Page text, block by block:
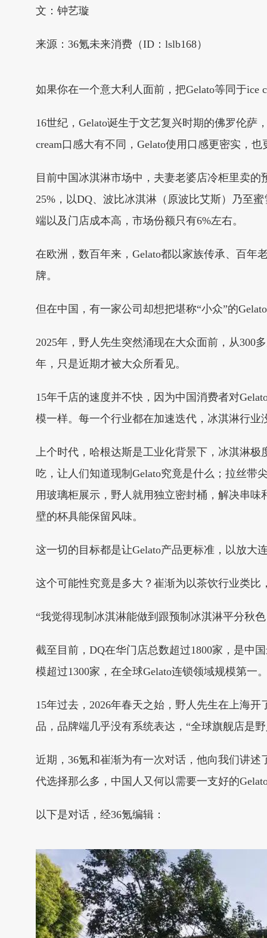
文：钟艺璇
来源：36氪未来消费（ID：lslb168）
如果你在一个意大利人面前，把Gelato等同于ice
16世纪，Gelato诞生于文艺复兴时期的佛罗伦萨
cream口感大有不同，Gelato使用口感更密实，
目前中国冰淇淋市场中，夫妻老婆店冷柜里卖
25%，以DQ、波比冰淇淋（原波比艾斯）乃至
端以及门店成本高，市场份额只有6%左右。
在欧洲，数百年来，Gelato都以家族传承、百
牌。
但在中国，有一家公司却想把堪称“小众”的
2025年，野人先生突然涌现在大众面前，从300
年，只是近期才被大众所看见。
15年千店的速度并不快，因为中国消费者对
模一样。每一个行业都在加速迭代，冰淇淋行业
上个时代，哈根达斯是工业化背景下，冰淇淋
吃，让人们知道现制Gelato究竟是什么；拉丝带
用玻璃柜展示，野人就用独立密封桶，解决串
壁的杯具能保留风味。
这一切的目标都是让Gelato产品更标准，以放大
这个可能性究竟是多大？崔渐为以茶饮行业类比
“我觉得现制冰淇淋能做到跟预制冰淇淋平分秋
截至目前，DQ在华门店总数超过1800家，是中
模超过1300家，在全球Gelato连锁领域规模第一
15年过去，2026年春天之始，野人先生在上海
品，品牌端几乎没有系统表达，“全球旗舰店是
近期，36氪和崔渐为有一次对话，他向我们讲
代选择那么多，中国人又何以需要一支好的
以下是对话，经36氪编辑：